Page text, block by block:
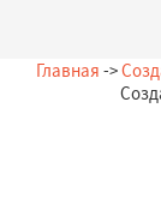
Главная ->